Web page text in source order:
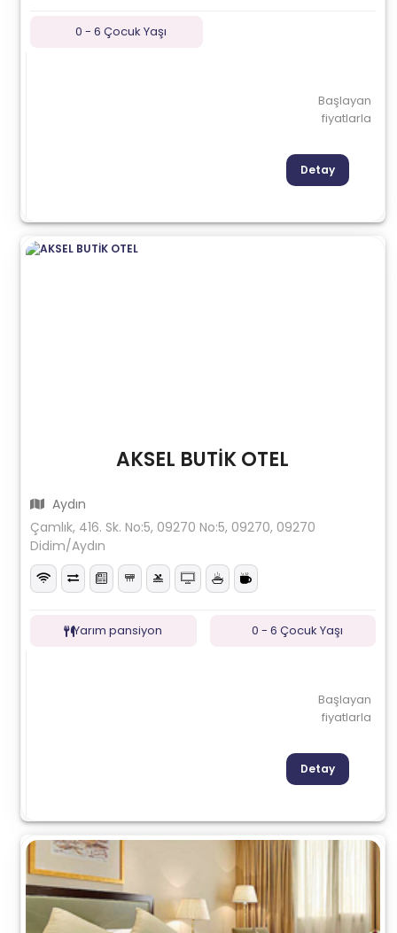
0 - 6 Çocuk Yaşı
Başlayan
fiyatlarla
Detay
AKSEL BUTİK OTEL
Aydın
Çamlık, 416. Sk. No:5, 09270 No:5, 09270, 09270
Didim/Aydın
Yarım pansiyon 0 - 6 Çocuk Yaşı
Başlayan
fiyatlarla
Detay